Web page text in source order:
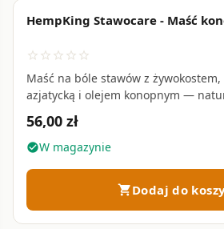
HempKing Stawocare - Maść
star_border star_border star_border star_border star_border
Maść na bóle stawów z
azjatycką i olejem konopnym —
parabenów • 60 ml
56,00 zł
check_circleW magazynie
shopping_cartDodaj do